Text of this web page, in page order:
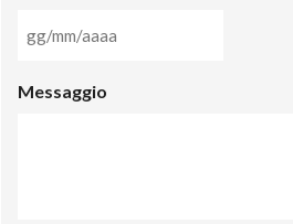
GG
MM
Messaggio